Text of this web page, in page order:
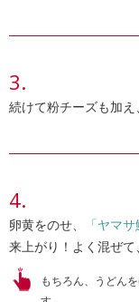
続けて粉チーズも加え
卵黄をのせ、 「ヤマ
来上がり！よく混ぜて
もちろん、うどん